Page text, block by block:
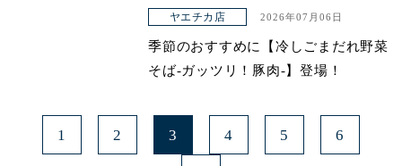
ヤエチカ店 2026年07月06日
季節のおすすめに【冷しごまだれ野菜
そば-ガッツリ！豚肉-】登場！
1 2 3 4 5 6